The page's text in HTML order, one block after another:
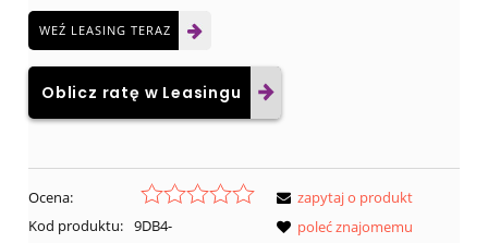
WEŹ LEASING TERAZ
Oblicz ratę w Leasingu
Ocena:
Kod produktu: 9DB4-
zapytaj o produkt
poleć znajomemu